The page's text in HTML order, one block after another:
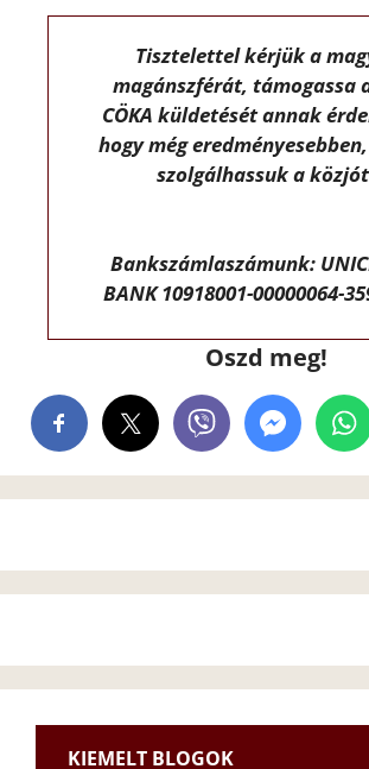
Tisztelettel kérjük a
magánszférát, támogassa
CÖKA küldetését annak
hogy még
szolgálhassuk a
Bankszámlaszámunk:
BANK 10918001-00000064-
Oszd meg!
KIEMELT BLOGOK